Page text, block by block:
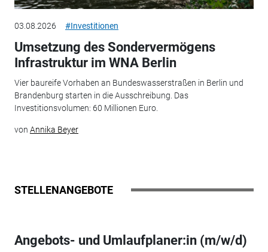
03.08.2026 #Investitionen
Umsetzung des Sondervermögens
Infrastruktur im WNA Berlin
Vier baureife Vorhaben an Bundeswasserstraßen in Berlin und
Brandenburg starten in die Ausschreibung. Das
Investitionsvolumen: 60 Millionen Euro.
von Annika Beyer
STELLENANGEBOTE
Angebots- und Umlaufplaner:in (m/w/d)